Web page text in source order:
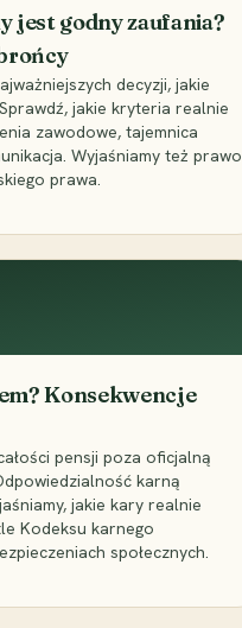
jest godny zaufania?
decyzji, jakie
jakie kryteria realnie
zawodowe, tajemnica
Wyjaśniamy też prawo
prawa.
Konsekwencje
pensji poza oficjalną
karną
jakie kary realnie
Kodeksu karnego
społecznych.